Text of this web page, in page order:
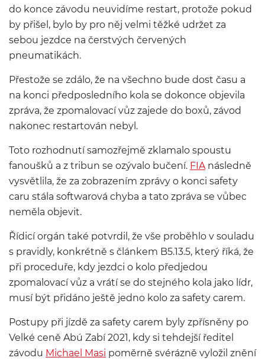
do konce závodu neuvidíme restart, protože pokud
by přišel, bylo by pro něj velmi těžké udržet za
sebou jezdce na čerstvých červených
pneumatikách.
Přestože se zdálo, že na všechno bude dost času a
na konci předposledního kola se dokonce objevila
zpráva, že zpomalovací vůz zajede do boxů, závod
nakonec restartován nebyl.
Toto rozhodnutí samozřejmě zklamalo spoustu
fanoušků a z tribun se ozývalo bučení. FIAnásledně
vysvětlila, že za zobrazením zprávy o konci safety
caru stála softwarová chyba a tato zpráva se vůbec
neměla objevit.
Řídicí orgán také potvrdil, že vše proběhlo v souladu
s pravidly, konkrétně s článkem B5.13.5, který říká, že
při proceduře, kdy jezdci o kolo předjedou
zpomalovací vůz a vrátí se do stejného kola jako lídr,
musí být přidáno ještě jedno kolo za safety carem.
Postupy při jízdě za safety carem byly zpřísněny po
Velké ceně Abú Zabí 2021, kdy si tehdejší ředitel
závodu Michael Masi poměrně svérázně vyložil znění